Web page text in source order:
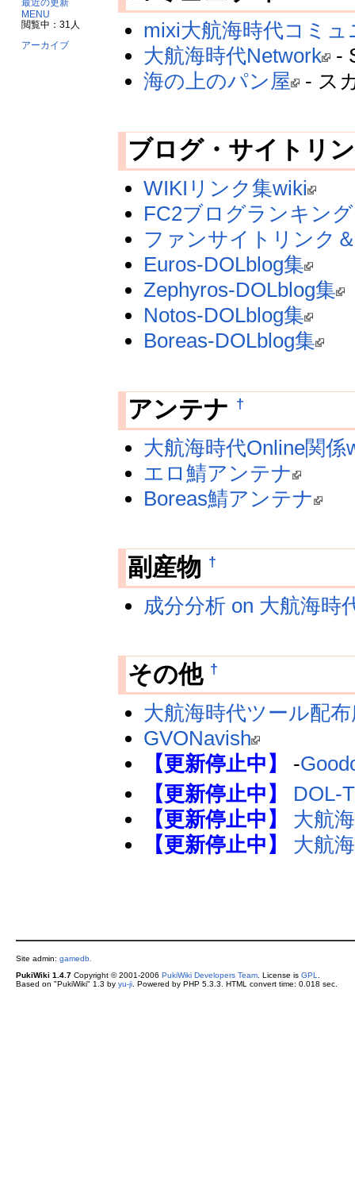
MENU
閲覧中：31人
アーカイブ
mixi大航海時代コミュ
大航海時代Network
-
海の上のパン屋
- ス
ブログ・サイトリ
WIKIリンク集wiki
FC2ブログランキン
ファンサイトリンク
Euros-DOLblog集
Zephyros-DOLblog集
Notos-DOLblog集
Boreas-DOLblog集
アンテナ †
大航海時代Online関
エロ鯖アンテナ
Boreas鯖アンテナ
副産物 †
成分分析 on 大航海時
その他 †
大航海時代ツール配
GVONavish
【更新停止中】
-
【更新停止中】
DOL-
【更新停止中】
大航
【更新停止中】
大航
Site admin: gamedb.
PukiWiki 1.4.7Copyright © 2001-2006 PukiWiki Developers Team. License is GPL
Based on "PukiWiki" 1.3 by yu-ji. Powered by PHP 5.3.3. HTML convert time: 0.018 sec.